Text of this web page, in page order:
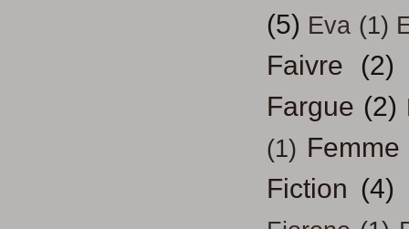
(5) Eva (1)
Faivre
(2)
Fargue (2)
(1) Femme
Fiction (4)